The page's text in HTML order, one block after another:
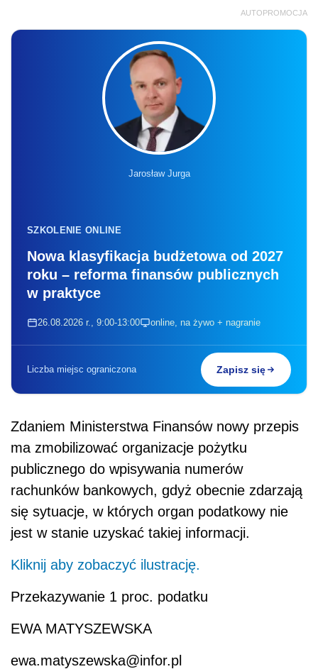
AUTOPROMOCJA
Jarosław Jurga
SZKOLENIE ONLINE
Nowa klasyfikacja budżetowa od 2027
roku – reforma finansów publicznych
w praktyce
26.08.2026 r., 9:00-13:00 online, na żywo + nagranie
Liczba miejsc ograniczona Zapisz się
Zdaniem Ministerstwa Finansów nowy przepis
ma zmobilizować organizacje pożytku
publicznego do wpisywania numerów
rachunków bankowych, gdyż obecnie zdarzają
się sytuacje, w których organ podatkowy nie
jest w stanie uzyskać takiej informacji.
Kliknij aby zobaczyć ilustrację.
Przekazywanie 1 proc. podatku
EWA MATYSZEWSKA
ewa.matyszewska@infor.pl